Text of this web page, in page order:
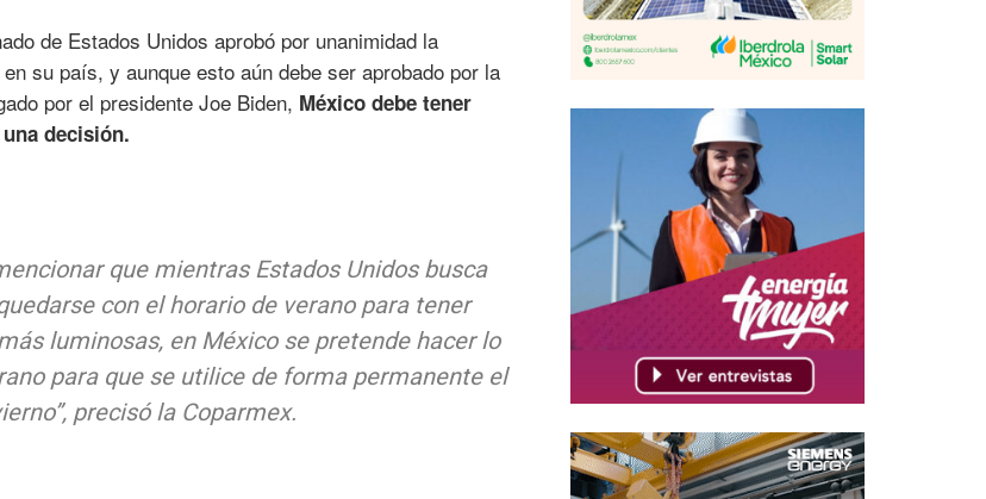
de Estados Unidos aprobó por unanimidad la
su país, y aunque esto aún debe ser aprobado por la
por el presidente Joe Biden, México debe tener
decisión.
que mientras Estados Unidos busca
con el horario de verano para tener
luminosas, en México se pretende hacer lo
para que se utilice de forma permanente el
precisó la Coparmex.